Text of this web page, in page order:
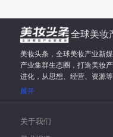
全球美妆
美妆头条，全球美妆产业新
产业集群生态圈，打造美妆
进化，从思想、经营、资源
展开
关于我们